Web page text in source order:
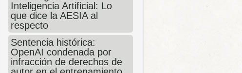
Inteligencia Artificial: Lo
que dice la AESIA al
respecto
Sentencia histórica:
OpenAI condenada por
infracción de derechos de